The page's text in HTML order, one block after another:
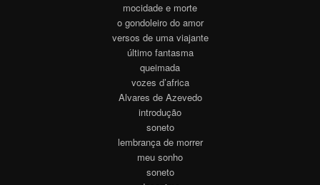
mocidade e morte
o gondoleiro do amor
versos de uma viajante
último fantasma
queimada
vozes d’africa
Alvares de Azevedo
introdução
soneto
lembrança de morrer
meu sonho
soneto